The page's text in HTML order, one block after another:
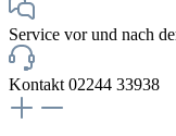
Service vor und nach
Kontakt 02244 33938